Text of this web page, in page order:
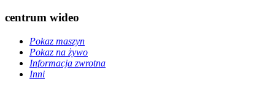
centrum wideo
Pokaz maszyn
Pokaz na żywo
Informacja zwrotna
Inni